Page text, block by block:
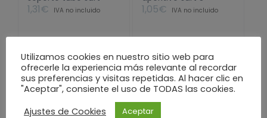
1,31€ IVA no incluido
30
barritas
incienso
soporte
tubo
Añadir al carrito
1,05€ IVA no incluido
30
brochetas
aperitivo
Añadir al carrito
Utilizamos cookies en nuestro sitio web para
ofrecerle la experiencia más relevante al recordar
sus preferencias y visitas repetidas. Al hacer clic en
"Aceptar", consiente el uso de TODAS las cookies.
Ajustes de Cookies
Aceptar